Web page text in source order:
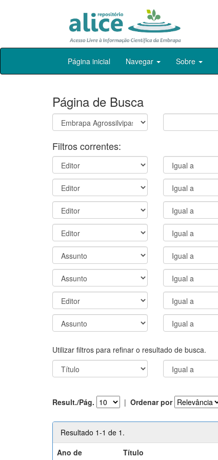
Skip
Página inicial Navegar Sobre
Página de Busca
Filtros correntes:
Utilizar filtros para refinar o resultado de busca.
Result./Pág. | Ordenar por
Resultado 1-1 de 1.
Ano de
Título